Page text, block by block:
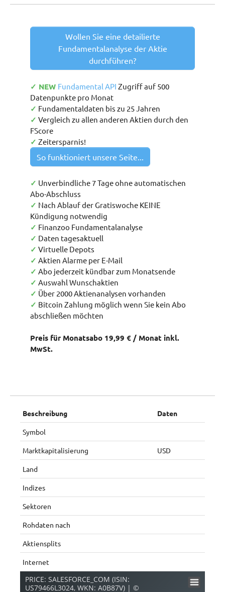
Wollen Sie eine detailierte
Fundamentalanalyse der Aktie
durchführen?
✓ NEW Fundamental API Zugriff auf 500
Datenpunkte pro Monat
✓ Fundamentaldaten bis zu 25 Jahren
✓ Vergleich zu allen anderen Aktien durch den
FScore
✓ Zeitersparnis!
So funktioniert unsere Seite...
✓ Unverbindliche 7 Tage ohne automatischen
Abo-Abschluss
✓ Nach Ablauf der Gratiswoche KEINE
Kündigung notwendig
✓ Finanzoo Fundamentalanalyse
✓ Daten tagesaktuell
✓ Virtuelle Depots
✓ Aktien Alarme per E-Mail
✓ Abo jederzeit kündbar zum Monatsende
✓ Auswahl Wunschaktien
✓ Über 2000 Aktienanalysen vorhanden
✓ Bitcoin Zahlung möglich wenn Sie kein Abo
abschließen möchten
Preis für Monatsabo 19,99 € / Monat inkl.
MwSt.
Beschreibung Daten
Symbol
Marktkapitalisierung USD
Land
Indizes
Sektoren
Rohdaten nach
Aktiensplits
Internet
PRICE: SALESFORCE_COM (ISIN:
US79466L3024, WKN: A0B87V) | ©